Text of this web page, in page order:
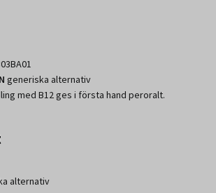
generiska alternativ
med B12 ges i första hand peroralt.
alternativ